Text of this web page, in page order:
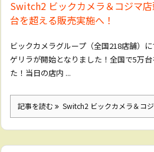
Switch2 ビックカメラ＆コジマ
台を超える販売実施へ！
ビックカメラグループ（全国218店舗）
ゲリラが開始となりました！全国で5万
た！当日の店内 ...
記事を読む Switch2 ビックカメラ＆コ